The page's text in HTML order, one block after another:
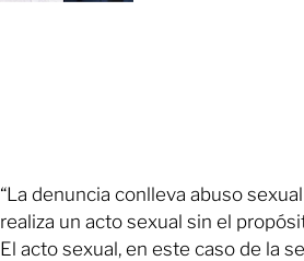
“La denuncia conlleva abuso
realiza un acto sexual sin el
El acto sexual, en este caso de la